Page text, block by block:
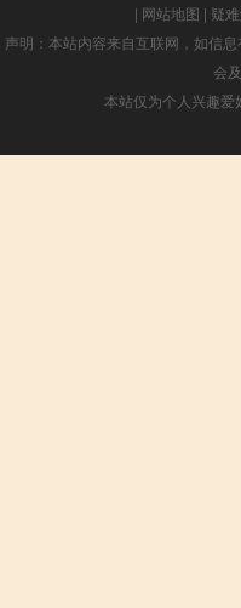
| 网站地图 | 疑
声明：本站内容来自互联网，如信
会
本站仅为个人兴趣爱